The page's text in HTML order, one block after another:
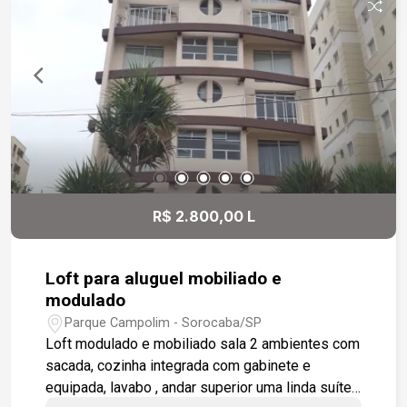
Ótima localização: -A 2 min da Rodovia Raposo
Tavares -A 2 min do Shopping Iguatemi
Esplanada -A 4 min do Supermercado Tauste
Campolim -A 6 min do Mercadão Campolim -
Bairro com ampla infraestrutura de comércios e
serviços
R$ 2.800,00 L
Loft para aluguel mobiliado e
modulado
Parque Campolim - Sorocaba/SP
Loft modulado e mobiliado sala 2 ambientes com
sacada, cozinha integrada com gabinete e
equipada, lavabo , andar superior uma linda suíte